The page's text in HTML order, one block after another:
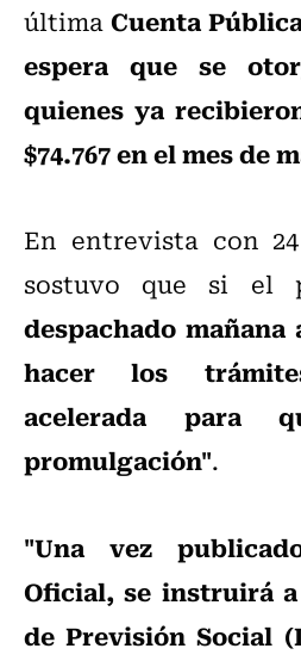
últimaCuenta
espera que se
quienes ya
$74.767 en el mes de
En entrevista con
sostuvo que si el
despachado mañana
hacer los
acelerada para
promulgación".
"Una vez
Oficial, se instruirá
de Previsión Social